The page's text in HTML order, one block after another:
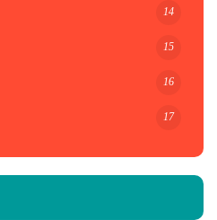
14
15
16
17